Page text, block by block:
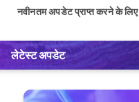
नवीनतम अपडेट प्राप्त करने के लिए
लेटेस्ट अपडेट